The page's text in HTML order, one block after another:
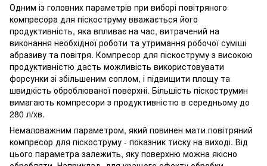
Одним із головних параметрів при виборі повітряного
компресора для піскоструму вважається його
продуктивність, яка впливає на час, витрачений на
виконання необхідної роботи та утримання робочої суміші
абразиву та повітря. Компресор для піскоструму з високою
продуктивністю дасть можливість використовувати
форсунки зі збільшеним соплом, і підвищити площу та
швидкість оброблюваної поверхні. Більшість піскострумин
вимагають компресори з продуктивністю в середньому до
280 л/хв.
Немаловажним параметром, який повинен мати повітряний
компресор для піскоструму - показник тиску на виході. Від
цього параметра залежить, яку поверхню можна якісно